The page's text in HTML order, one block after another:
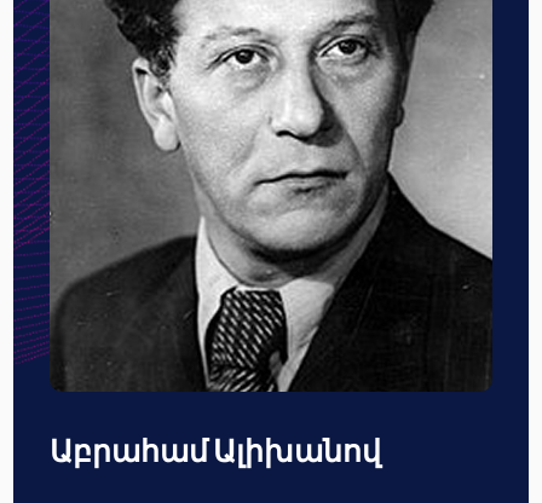
Աբրահամ Ալիխանով